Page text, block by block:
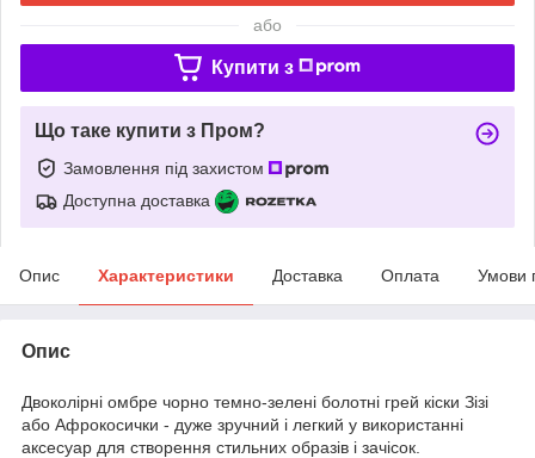
або
Купити з
Що таке купити з Пром?
Замовлення під захистом
Доступна доставка
Опис Характеристики Доставка Оплата Умови
Опис
Двоколірні омбре чорно темно-зелені болотні грей кіски Зізі
або Афрокосички - дуже зручний і легкий у використанні
аксесуар для створення стильних образів і зачісок.